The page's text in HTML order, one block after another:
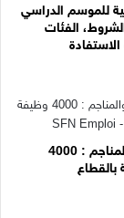
للموسم الدراسي
2027: الشروط، الفئات
وزير الطاقة والمناجم : 4000